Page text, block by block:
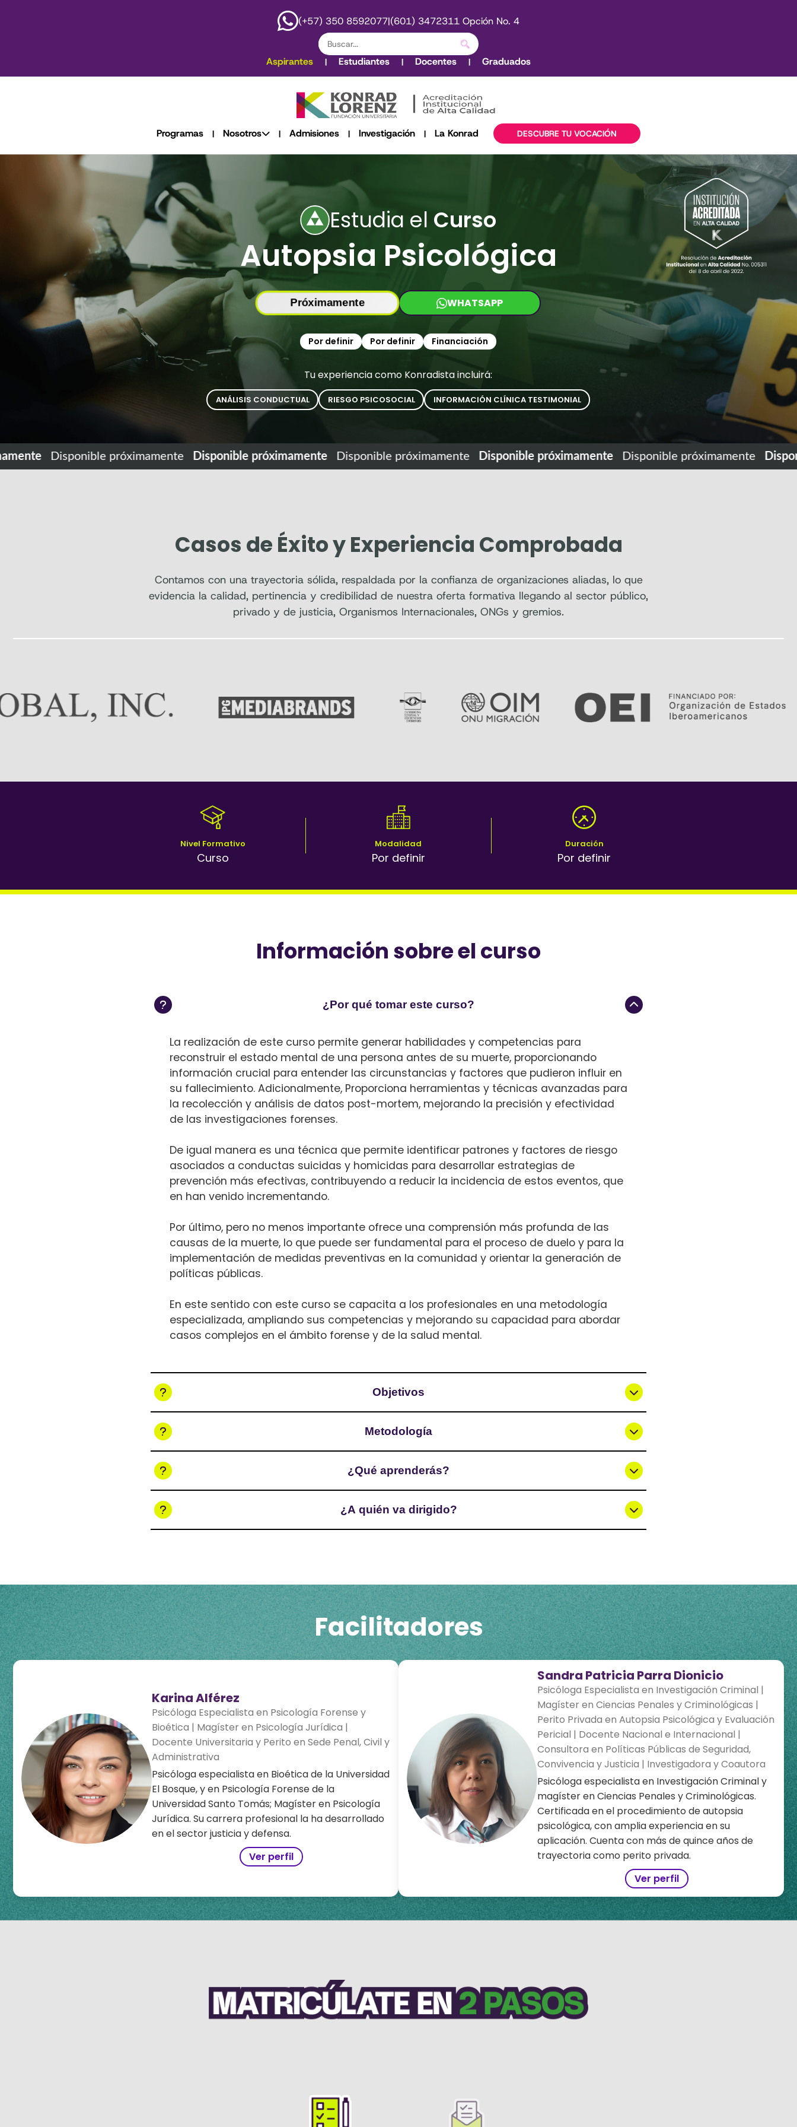
(+57) 350 8592077|(601) 3472311 Opción No. 4
Aspirantes | Estudiantes | Docentes | Graduados
Programas | Nosotros | Admisiones | Investigación | La Konrad DESCUBRE TU VOCACIÓN
Estudia el Curso
Autopsia Psicológica
Próximamente WHATSAPP
Por definir Por definir Financiación
Tu experiencia como Konradista incluirá:
ANÁLISIS CONDUCTUAL RIESGO PSICOSOCIAL INFORMACIÓN CLÍNICA TESTIMONIAL
Disponible próximamenteDisponible próximamenteDisponible próximamenteDisponible próximamenteDisponible próximamente
Casos de Éxito y Experiencia Comprobada
Contamos con una trayectoria sólida, respaldada por la confianza de organizaciones aliadas, lo que
evidencia la calidad, pertinencia y credibilidad de nuestra oferta formativa llegando al sector público,
privado y de justicia, Organismos Internacionales, ONGs y gremios.
Nivel Formativo
Curso
Modalidad
Por definir
Duración
Por definir
Información sobre el curso
¿Por qué tomar este curso?
La realización de este curso permite generar habilidades y competencias para
reconstruir el estado mental de una persona antes de su muerte, proporcionando
información crucial para entender las circunstancias y factores que pudieron influir en
su fallecimiento. Adicionalmente, Proporciona herramientas y técnicas avanzadas para
la recolección y análisis de datos post-mortem, mejorando la precisión y efectividad
de las investigaciones forenses.
De igual manera es una técnica que permite identificar patrones y factores de riesgo
asociados a conductas suicidas y homicidas para desarrollar estrategias de
prevención más efectivas, contribuyendo a reducir la incidencia de estos eventos, que
en han venido incrementando.
Por último, pero no menos importante ofrece una comprensión más profunda de las
causas de la muerte, lo que puede ser fundamental para el proceso de duelo y para la
implementación de medidas preventivas en la comunidad y orientar la generación de
políticas públicas.
En este sentido con este curso se capacita a los profesionales en una metodología
especializada, ampliando sus competencias y mejorando su capacidad para abordar
casos complejos en el ámbito forense y de la salud mental.
Objetivos
Metodología
¿Qué aprenderás?
¿A quién va dirigido?
Facilitadores
Karina Alférez
Psicóloga Especialista en Psicología Forense y
Bioética | Magíster en Psicología Jurídica |
Docente Universitaria y Perito en Sede Penal, Civil y
Administrativa
Psicóloga especialista en Bioética de la Universidad
El Bosque, y en Psicología Forense de la
Universidad Santo Tomás; Magíster en Psicología
Jurídica. Su carrera profesional la ha desarrollado
en el sector justicia y defensa.
Ver perfil
Sandra Patricia Parra Dionicio
Psicóloga Especialista en Investigación Criminal |
Magíster en Ciencias Penales y Criminológicas |
Perito Privada en Autopsia Psicológica y Evaluación
Pericial | Docente Nacional e Internacional |
Consultora en Políticas Públicas de Seguridad,
Convivencia y Justicia | Investigadora y Coautora
Psicóloga especialista en Investigación Criminal y
magíster en Ciencias Penales y Criminológicas.
Certificada en el procedimiento de autopsia
psicológica, con amplia experiencia en su
aplicación. Cuenta con más de quince años de
trayectoria como perito privada.
Ver perfil